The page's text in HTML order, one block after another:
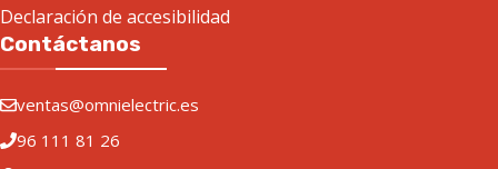
Declaración de accesibilidad
Contáctanos
ventas@omnielectric.es
96 111 81 26